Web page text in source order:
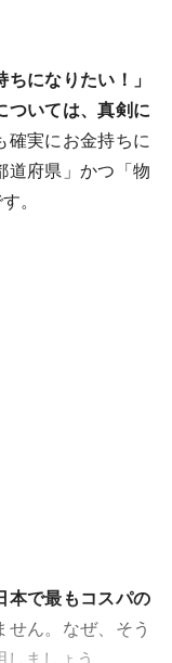
になりたい！」
ついては、真剣に
確実にお金持ちに
道府県」かつ「物
。
本で最もコスパの
せん。なぜ、そう